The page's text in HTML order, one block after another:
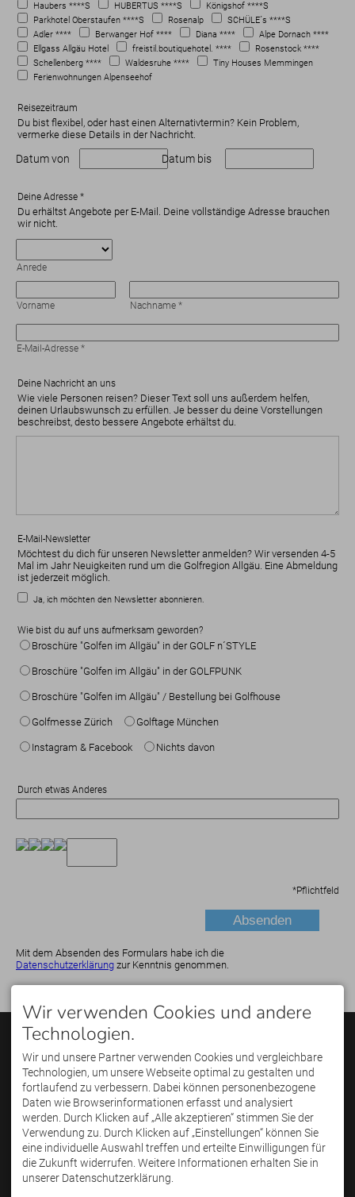
Haubers ****S
HUBERTUS ****S
Königshof ****S
Parkhotel Oberstaufen ****S
Rosenalp
SCHÜLE´s ****S
Adler ****
Berwanger Hof **** Diana ****
Alpe Dornach ****
Ellgass Allgäu Hotel
freistil.boutiquehotel. ****
Rosenstock ****
Schellenberg ****
Waldesruhe ****
Tiny Houses Memmingen
Ferienwohnungen Alpenseehof
Reisezeitraum
Du bist flexibel, oder hast einen Alternativtermin? Kein Problem,
vermerke diese Details in der Nachricht.
Datum von Datum bis
Deine Adresse *
Du erhältst Angebote per E-Mail. Deine vollständige Adresse brauchen
wir nicht.
Anrede
Vorname Nachname *
E-Mail-Adresse *
Deine Nachricht an uns
Wie viele Personen reisen? Dieser Text soll uns außerdem helfen,
deinen Urlaubswunsch zu erfüllen. Je besser du deine Vorstellungen
beschreibst, desto bessere Angebote erhältst du.
E-Mail-Newsletter
Möchtest du dich für unseren Newsletter anmelden? Wir versenden 4-5
Mal im Jahr Neuigkeiten rund um die Golfregion Allgäu. Eine Abmeldung
ist jederzeit möglich.
Ja, ich möchten den Newsletter abonnieren.
Wie bist du auf uns aufmerksam geworden?
Broschüre "Golfen im Allgäu" in der GOLF n´STYLE
Broschüre "Golfen im Allgäu" in der GOLFPUNK
Broschüre "Golfen im Allgäu" / Bestellung bei Golfhouse
Golfmesse Zürich Golftage München
Instagram & Facebook Nichts davon
Durch etwas Anderes
*Pflichtfeld
Mit dem Absenden des Formulars habe ich die
Datenschutzerklärung zur Kenntnis genommen.
KONTAKT
Poststraße 15
87561 Oberstdorf
Telefon: +49(0)8322 /
3004059
E-Mail: info(a)golfregion-
allgaeu.de
ECS - Unsere Energiemakler
für die Golfregion Allgäu.
Weitere Infos:www.ecs-
golf.com
SERVICE
Wir verwenden Cookies und andere
Technologien.
Wir und unsere Partner verwenden Cookies und vergleichbare
Technologien, um unsere Webseite optimal zu gestalten und
fortlaufend zu verbessern. Dabei können personenbezogene
Daten wie Browserinformationen erfasst und analysiert
werden. Durch Klicken auf „Alle akzeptieren“ stimmen Sie der
Verwendung zu. Durch Klicken auf „Einstellungen“ können Sie
eine individuelle Auswahl treffen und erteilte Einwilligungen für
die Zukunft widerrufen. Weitere Informationen erhalten Sie in
unserer Datenschutzerklärung.